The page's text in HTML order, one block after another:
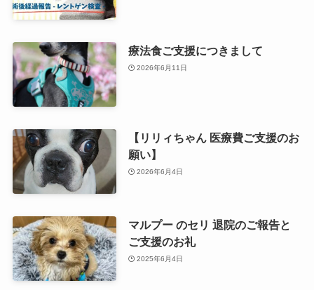
療法食ご支援につきまして
2026年6月11日
【リリィちゃん 医療費ご支援のお
願い】
2026年6月4日
マルプー のセリ 退院のご報告と
ご支援のお礼
2025年6月4日